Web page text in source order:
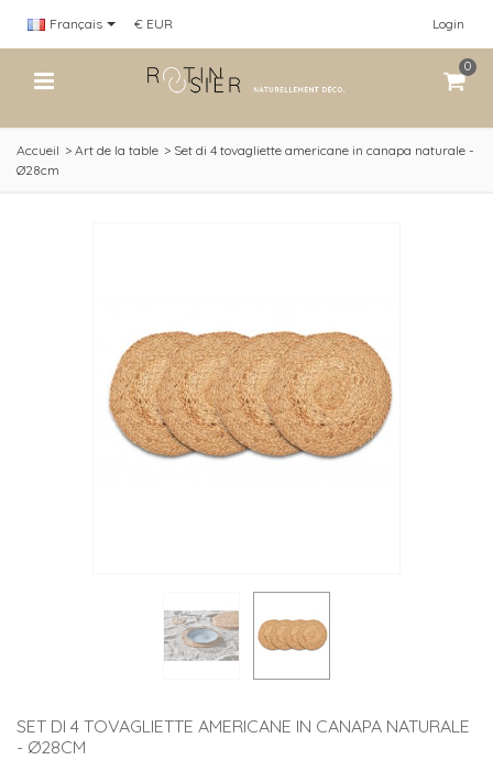
Français Login
€ EUR
0
Accueil > Art de la table > Set di 4 tovagliette americane in canapa naturale -
Ø28cm
SET DI 4 TOVAGLIETTE AMERICANE IN CANAPA NATURALE
- Ø28CM